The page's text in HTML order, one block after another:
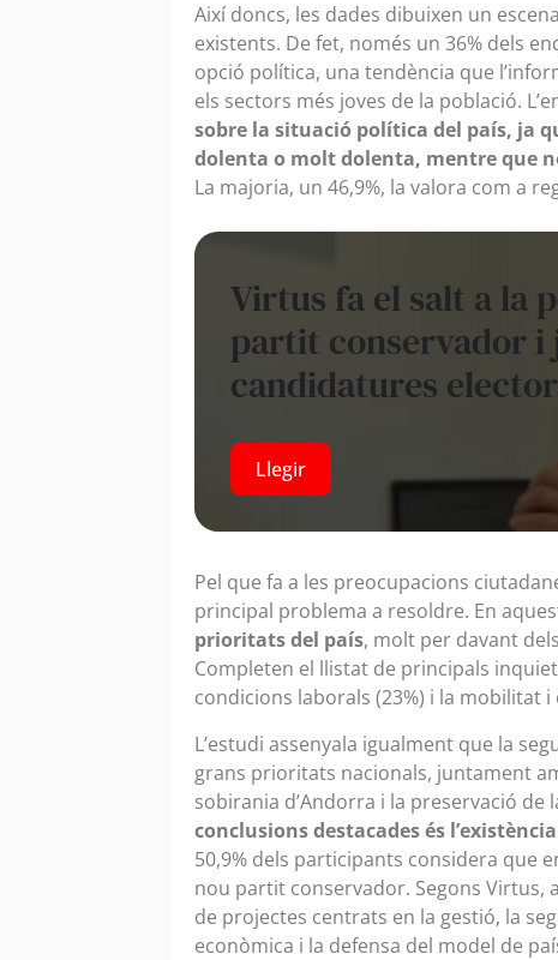
Així doncs, les dades dibuixen un
existents. De fet, només un 36% dels
opció política, una tendència que
els sectors més joves de la població.
sobre la situació política del país, ja
dolenta o molt dolenta, mentre que
La majoria, un 46,9%, la valora com a
Virtus fa el salt a la
partit conservador i
candidatures
Llegir
Pel que fa a les preocupacions
principal problema a resoldre. En
prioritats del país, molt per davant
Completen el llistat de principals
condicions laborals (23%) i la mobilitat i
L’estudi assenyala igualment que la
grans prioritats nacionals, juntament
sobirania d’Andorra i la preservació
conclusions destacades és
50,9% dels participants considera que
nou partit conservador. Segons Virtus,
de projectes centrats en la gestió, la
econòmica i la defensa del model de